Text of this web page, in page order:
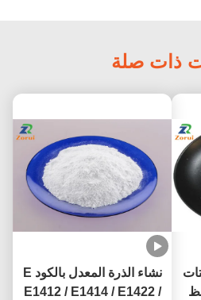
ذات صلة
نشاء الذرة المعدل بالكود E
E1412 / E1414 / E1422 /